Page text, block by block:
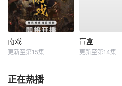
南戏
更新至第15集
盲盒
更新至第14集
正在热播